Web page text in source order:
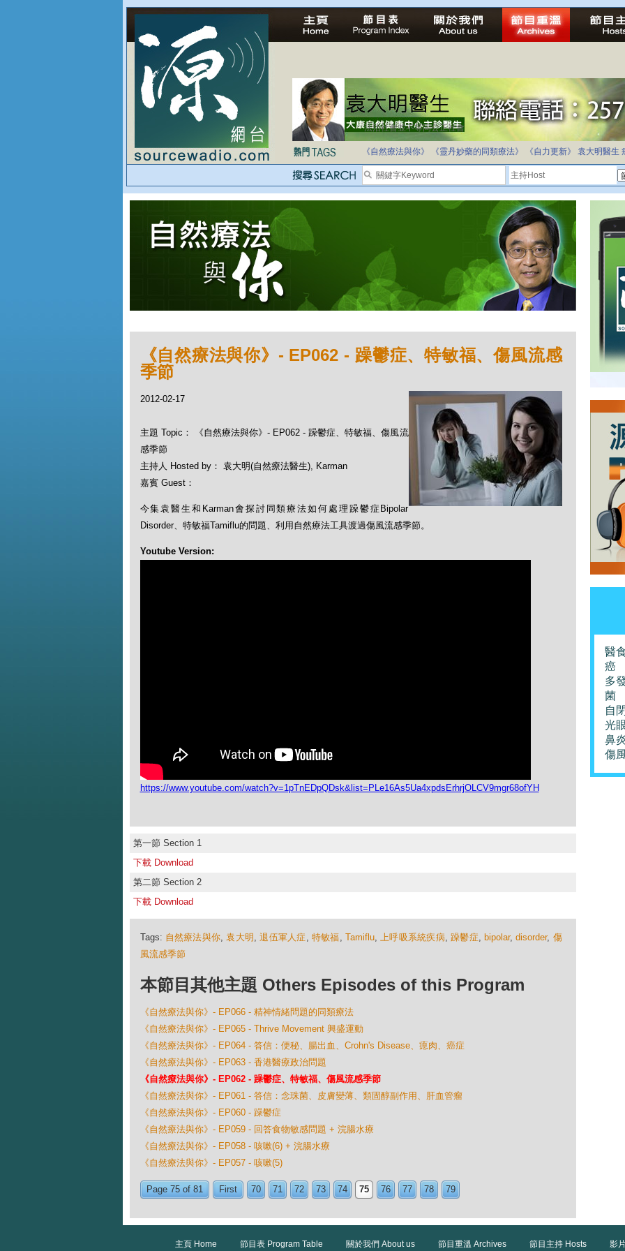
法治社會並不等同公正社會
自家教育合法化-推動多元化教育，全民學卷制
《自然療法與你》
《靈丹妙藥的同類療法》 《自力更新》 袁大明醫生
《自然療法與你》- EP062 - 躁鬱症、特敏福、傷風流感
季節
2012-02-17
主題 Topic： 《自然療法與你》- EP062 - 躁鬱症、特敏福、傷風流
感季節
主持人 Hosted by： 袁大明(自然療法醫生), Karman
嘉賓 Guest：
今集袁醫生和Karman會探討同類療法如何處理躁鬱症Bipolar
Disorder、特敏福Tamiflu的問題、利用自然療法工具渡過傷風流感季節。
Youtube Version:
https://www.youtube.com/watch?v=1pTnEDpQDsk&list=PLe16As5Ua4xpdsErhrjOLCV9mgr68ofYH
第一節 Section 1
下載 Download
第二節 Section 2
下載 Download
Tags: 自然療法與你,袁大明 ,退伍軍人症 , 特敏福, Tamiflu,上呼吸系統疾病,躁鬱症, bipolar,disorder, 傷
風流感季節
本節目其他主題 Others Episodes of this Program
《自然療法與你》- EP066 - 精神情緒問題的同類療法
《自然療法與你》- EP065 - Thrive Movement 興盛運動
《自然療法與你》- EP064 - 答信：便秘、腸出血、Crohn's Disease、瘜肉、癌症
《自然療法與你》- EP063 - 香港醫療政治問題
《自然療法與你》- EP062 - 躁鬱症、特敏福、傷風流感季節
《自然療法與你》- EP061 - 答信：念珠菌、皮膚變薄、類固醇副作用、肝血管瘤
《自然療法與你》- EP060 - 躁鬱症
《自然療法與你》- EP059 - 回答食物敏感問題 + 浣腸水療
《自然療法與你》- EP058 - 咳嗽(6) + 浣腸水療
《自然療法與你》- EP057 - 咳嗽(5)
Page 75 of 81 First 70 71 72 73 74 75 76 77 78 79
醫
癌
多
菌
自
光
鼻
傷
主頁 Home 節目表 Program Table 關於我們 About us 節目重溫 Archives 節目主持 Hosts 影